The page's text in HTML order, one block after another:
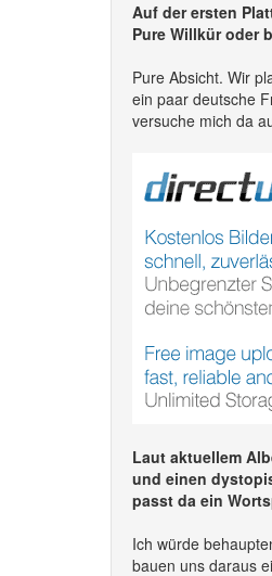
Auf der ersten
Pure Willkür oder
Pure Absicht. Wir
ein paar deutsche
versuche mich da
Laut aktuellem
und einen
passt da ein
Ich würde
bauen uns daraus